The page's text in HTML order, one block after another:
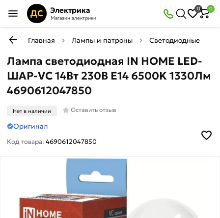
ДС Электрика
Магазин электрики
0 0
Главная Лампы и патроны Светодиодные (LED)
Лампа светодиодная IN HOME LED-
ШАР-VC 14Вт 230В E14 6500K 1330Лм
4690612047850
Нет в наличии Оставить отзыв
Оригинал
Код товара:4690612047850